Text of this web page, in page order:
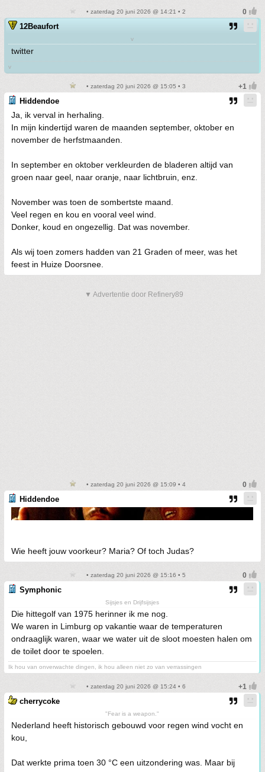
• zaterdag 20 juni 2026 @ 14:21 • 2
12Beaufort
v
twitter
v
• zaterdag 20 juni 2026 @ 15:05 • 3
Hiddendoe
Ja, ik verval in herhaling.
In mijn kindertijd waren de maanden september, oktober en
november de herfstmaanden.
In september en oktober verkleurden de bladeren altijd van
groen naar geel, naar oranje, naar lichtbruin, enz.
November was toen de sombertste maand.
Veel regen en kou en vooral veel wind.
Donker, koud en ongezellig. Dat was november.
Als wij toen zomers hadden van 21 Graden of meer, was het
feest in Huize Doorsnee.
▼ Advertentie door Refinery89
• zaterdag 20 juni 2026 @ 15:09 • 4
Hiddendoe
Wie heeft jouw voorkeur? Maria? Of toch Judas?
• zaterdag 20 juni 2026 @ 15:16 • 5
Symphonic
Sijsjes en Drijfsijsjes
Die hittegolf van 1975 herinner ik me nog.
We waren in Limburg op vakantie waar de temperaturen
ondraaglijk waren, waar we water uit de sloot moesten halen om
de toilet door te spoelen.
Ik hou van onverwachte dingen, ik hou alleen niet zo van verrassingen
• zaterdag 20 juni 2026 @ 15:24 • 6
cherrycoke
"Fear is a weapon."
Nederland heeft historisch gebouwd voor regen wind vocht en
kou,
Dat werkte prima toen 30 °C een uitzondering was. Maar bij